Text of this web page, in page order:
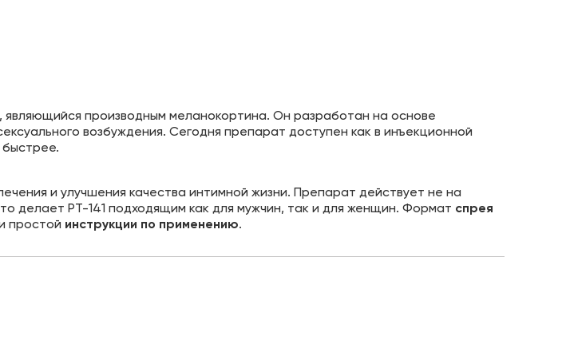
являющийся производным меланокортина. Он разработан на основе
возбуждения. Сегодня препарат доступен как в инъекционной
и улучшения качества интимной жизни. Препарат действует не на
делает PT-141 подходящим как для мужчин, так и для женщин. Формат спрея
простой инструкции по применению.